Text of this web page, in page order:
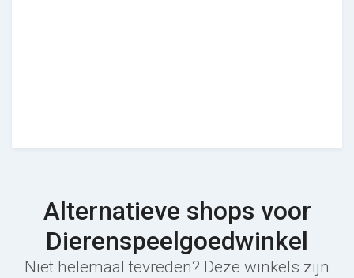
Alternatieve shops voor
Dierenspeelgoedwinkel
Niet helemaal tevreden? Deze winkels zijn